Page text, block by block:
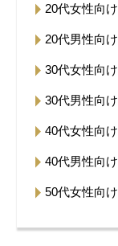
20代女性向け
20代男性向け
30代女性向け
30代男性向け
40代女性向け
40代男性向け
50代女性向け